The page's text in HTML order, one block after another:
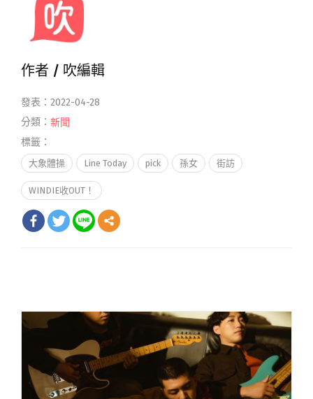
作者 / 吹編輯
發表：2022-04-28
分類： 新聞
標籤：
大象體操 Line Today pick 孫女 街訪
WINDIE收OUT！